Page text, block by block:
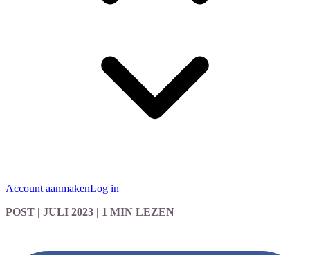
Account aanmakenLog in
POST | JULI 2023 | 1 MIN LEZEN